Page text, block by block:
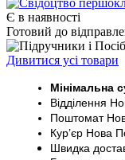
Є в наявності
Готовий до
Дивитися усі товари
Мінімальна
Відділення
Поштомат
Кур’єр Нова
Швидка